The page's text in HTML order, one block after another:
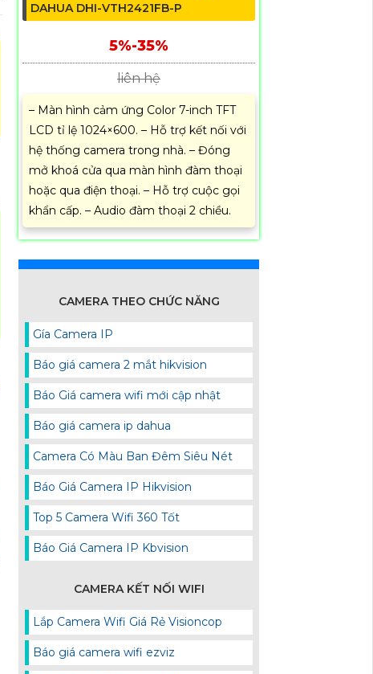
DAHUA DHI-VTH2421FB-P
5%-35%
liên hệ
– Màn hình cảm ứng Color 7-inch TFT
LCD tỉ lệ 1024×600. – Hỗ trợ kết nối với
hệ thống camera trong nhà. – Đóng
mở khoá cửa qua màn hình đàm thoại
hoặc qua điện thoại. – Hỗ trợ cuộc gọi
khẩn cấp. – Audio đàm thoại 2 chiều.
CAMERA THEO CHỨC NĂNG
Gía Camera IP
Báo giá camera 2 mắt hikvision
Báo Giá camera wifi mới cập nhật
Báo giá camera ip dahua
Camera Có Màu Ban Đêm Siêu Nét
Báo Giá Camera IP Hikvision
Top 5 Camera Wifi 360 Tốt
Báo Giá Camera IP Kbvision
CAMERA KẾT NỐI WIFI
Lắp Camera Wifi Giá Rẻ Visioncop
Báo giá camera wifi ezviz